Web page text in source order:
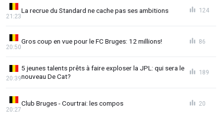
La recrue du Standard ne cache pas ses ambitions
21:23
124
Gros coup en vue pour le FC Bruges: 12 millions!
20:50
86
5 jeunes talents prêts à faire exploser la JPL: qui sera le
nouveau De Cat?
20:39
189
Club Bruges - Courtrai: les compos
20:27
20